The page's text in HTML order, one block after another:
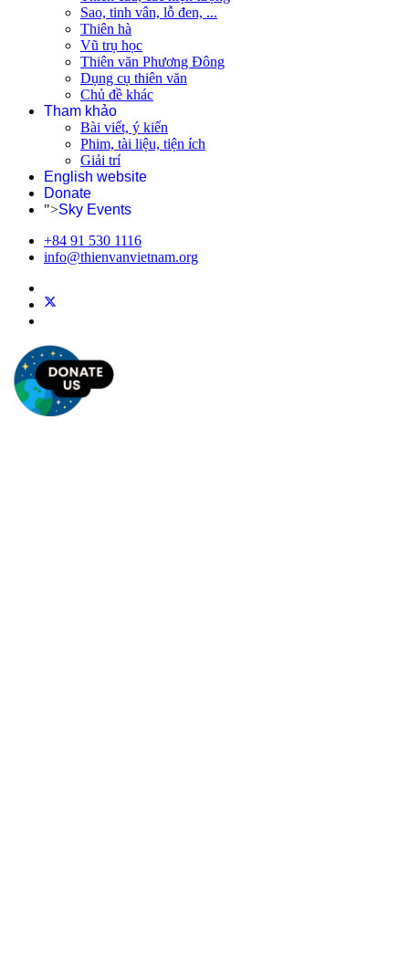
Sao, tinh vân, lỗ đen, ...
Thiên hà
Vũ trụ học
Thiên văn Phương Đông
Dụng cụ thiên văn
Chủ đề khác
Tham khảo
Bài viết, ý kiến
Phim, tài liệu, tiện ích
Giải trí
English website
Donate
">Sky Events
+84 91 530 1116
info@thienvanvietnam.org